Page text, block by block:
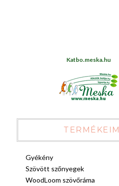
Katbo.meska.hu
TERMÉKEIM
Gyékény
Szövött szőnyegek
WoodLoom szövőráma